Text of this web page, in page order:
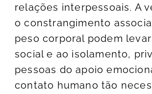
relações interpessoais. A
o constrangimento
peso corporal podem
social e ao isolamento,
pessoas do apoio
contato humano tão